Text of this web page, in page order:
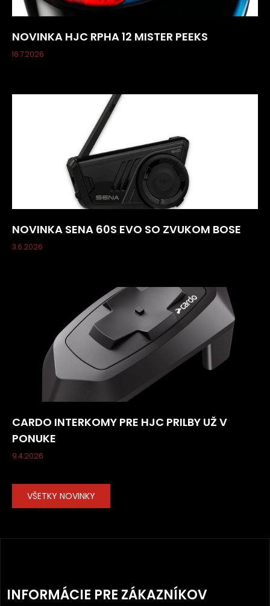
NOVINKA HJC RPHA 12 MISTER PEEKS
16.7.2026
NOVINKA SENA 60S EVO SO ZVUKOM BOSE
3.6.2026
CARDO INTERKOMY PRE HJC PRILBY UŽ V
PONUKE
9.4.2026
VŠETKY NOVINKY
ÁINFORMÁCIE PRE ZÁKAZNÍKOV